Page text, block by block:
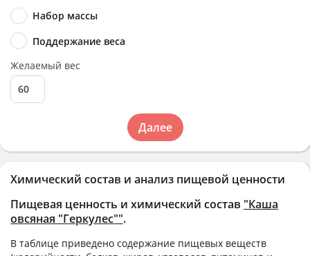
Химический состав и анализ пищевой ценности
Пищевая ценность и химический состав "Каша
овсяная "Геркулес"".
В таблице приведено содержание пищевых веществ
Набор массы
Поддержание веса
Желаемый вес
Далее